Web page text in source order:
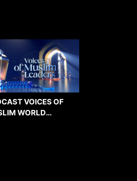
VOICES OF
WORLD